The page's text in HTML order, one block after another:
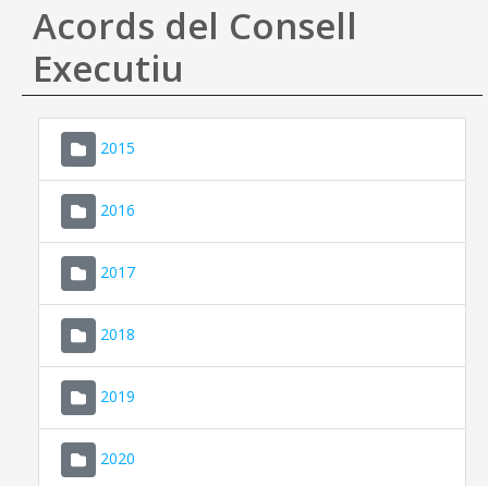
Ajuda
Acords del Consell
Executiu
2015
2016
2017
2018
2019
2020